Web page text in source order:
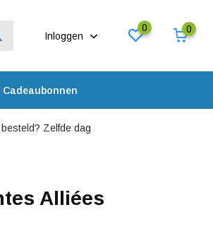
Inloggen
0 0
Cadeaubonnen
Zelfde dag
Alliées